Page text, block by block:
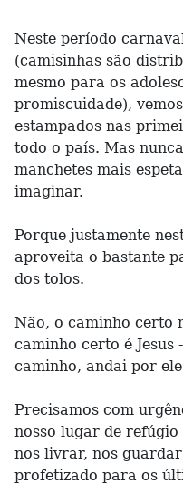
Neste período
(camisinhas são
mesmo para os
promiscuidade),
estampados nas
todo o país. Mas
manchetes mais
imaginar.
Porque justamente
aproveita o bastante
dos tolos.
Não, o caminho certo
caminho certo é Jesus
caminho, andai por
Precisamos com
nosso lugar de refúgio
nos livrar, nos
profetizado para os